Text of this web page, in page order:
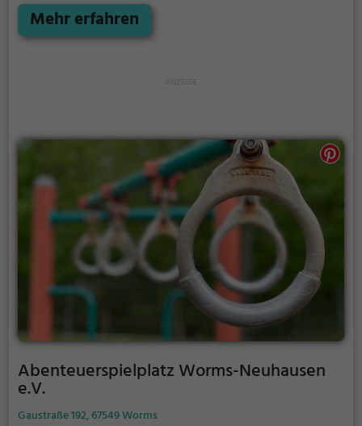
bzw. Hallenspielplätze sind ein tolles Ausflugsziel für
schlechtes Wetter, denn in der überdachten Halle
den Gästen so schnell langweilig.
Mehr erfahren
Abenteuerspielplatz Worms-Neuhausen
e.V.
Gaustraße 192, 67549 Worms